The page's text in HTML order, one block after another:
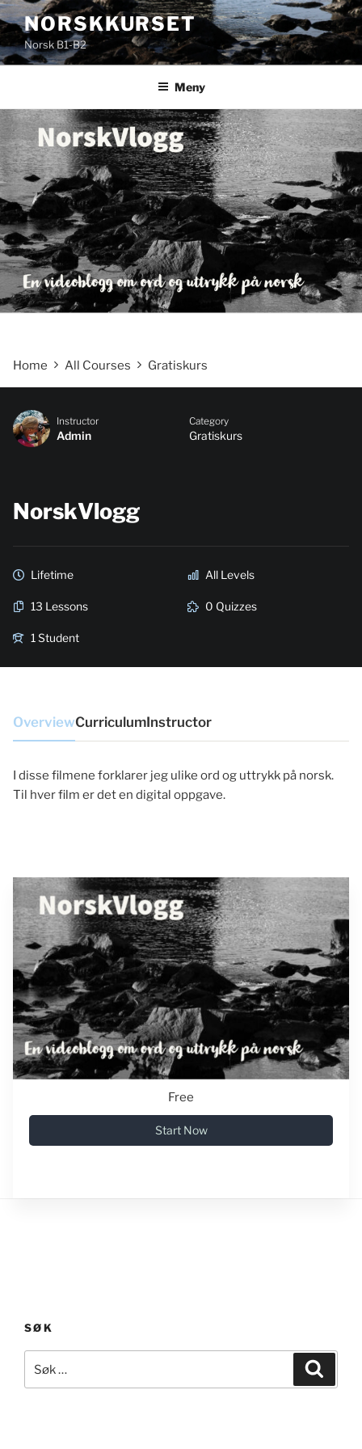
Gå
til
innhold
NORSKKURSET
Norsk B1-B2
Meny
Home All Courses Gratiskurs
Instructor
Admin
Category
Gratiskurs
NorskVlogg
Lifetime All Levels
13 Lessons 0 Quizzes
1 Student
OverviewCurriculumInstructor
I disse filmene forklarer jeg ulike ord og uttrykk på norsk.
Til hver film er det en digital oppgave.
Free
Start Now
SØK
etter: